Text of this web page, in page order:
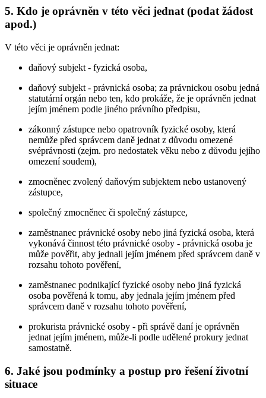
5. Kdo je oprávněn v této věci jednat (podat žádost
apod.)
V této věci je oprávněn jednat:
daňový subjekt - fyzická osoba,
daňový subjekt - právnická osoba; za právnickou osobu jedná
statutární orgán nebo ten, kdo prokáže, že je oprávněn jednat
jejím jménem podle jiného právního předpisu,
zákonný zástupce nebo opatrovník fyzické osoby, která
nemůže před správcem daně jednat z důvodu omezené
svéprávnosti (zejm. pro nedostatek věku nebo z důvodu jejího
omezení soudem),
zmocněnec zvolený daňovým subjektem nebo ustanovený
zástupce,
společný zmocněnec či společný zástupce,
zaměstnanec právnické osoby nebo jiná fyzická osoba, která
vykonává činnost této právnické osoby - právnická osoba je
může pověřit, aby jednali jejím jménem před správcem daně v
rozsahu tohoto pověření,
zaměstnanec podnikající fyzické osoby nebo jiná fyzická
osoba pověřená k tomu, aby jednala jejím jménem před
správcem daně v rozsahu tohoto pověření,
prokurista právnické osoby - při správě daní je oprávněn
jednat jejím jménem, může-li podle udělené prokury jednat
samostatně.
6. Jaké jsou podmínky a postup pro řešení životní
situace